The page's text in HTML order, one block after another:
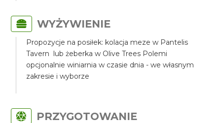
WYŻYWIENIE
Propozycje na posiłek: kolacja meze w Pantelis
Tavern lub żeberka w Olive Trees Polemi
opcjonalnie winiarnia w czasie dnia - we własnym
zakresie i wyborze
PRZYGOTOWANIE